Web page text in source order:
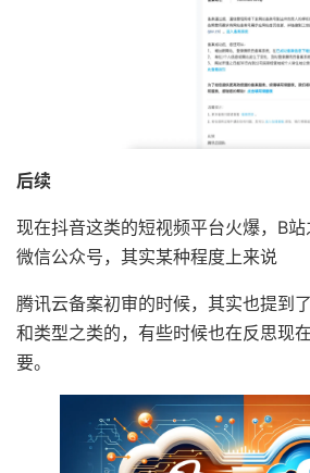
后续
现在抖音这类的短视频平台火爆，B
微信公众号，其实某种程度上来说
腾讯云备案初审的时候，其实也提到
和类型之类的，有些时候也在反思现
要。